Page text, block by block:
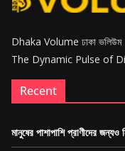
Dhaka Volume ঢাকা ভলিউম
The Dynamic Pulse of
Recent
মানুষের পাশাপাশি প্রাণীদের জন্যও